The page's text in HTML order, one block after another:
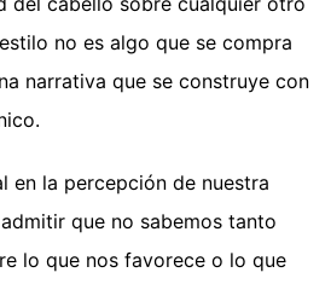
no es algo que se compra
narrativa que se construye con
en la percepción de nuestra
que no sabemos tanto
lo que nos favorece o lo que